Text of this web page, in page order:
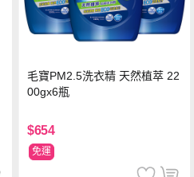
毛寶PM2.5洗衣精 天然植萃 22
00gx6瓶
$654
免運